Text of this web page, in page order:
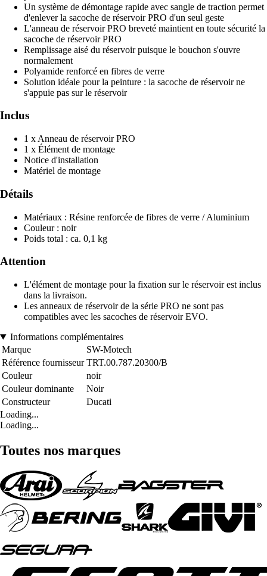
Un système de démontage rapide avec sangle de traction permet
d'enlever la sacoche de réservoir PRO d'un seul geste
L'anneau de réservoir PRO breveté maintient en toute sécurité la
sacoche de réservoir PRO
Remplissage aisé du réservoir puisque le bouchon s'ouvre
normalement
Polyamide renforcé en fibres de verre
Solution idéale pour la peinture : la sacoche de réservoir ne
s'appuie pas sur le réservoir
Inclus
1 x Anneau de réservoir PRO
1 x Élément de montage
Notice d'installation
Matériel de montage
Détails
Matériaux : Résine renforcée de fibres de verre / Aluminium
Couleur : noir
Poids total : ca. 0,1 kg
Attention
L'élément de montage pour la fixation sur le réservoir est inclus
dans la livraison.
Les anneaux de réservoir de la série PRO ne sont pas
compatibles avec les sacoches de réservoir EVO.
Informations complémentaires
Marque
SW-Motech
Référence fournisseur TRT.00.787.20300/B
Couleur
noir
Couleur dominante
Noir
Constructeur
Ducati
Loading...
Loading...
Toutes nos marques